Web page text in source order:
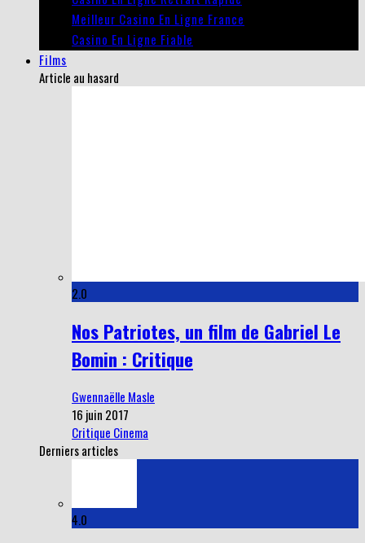
Meilleur Casino En Ligne France
Casino En Ligne Fiable
Films
Article au hasard
2.0
Nos Patriotes, un film de Gabriel Le
Bomin : Critique
Gwennaëlle Masle
16 juin 2017
Critique Cinema
Derniers articles
4.0